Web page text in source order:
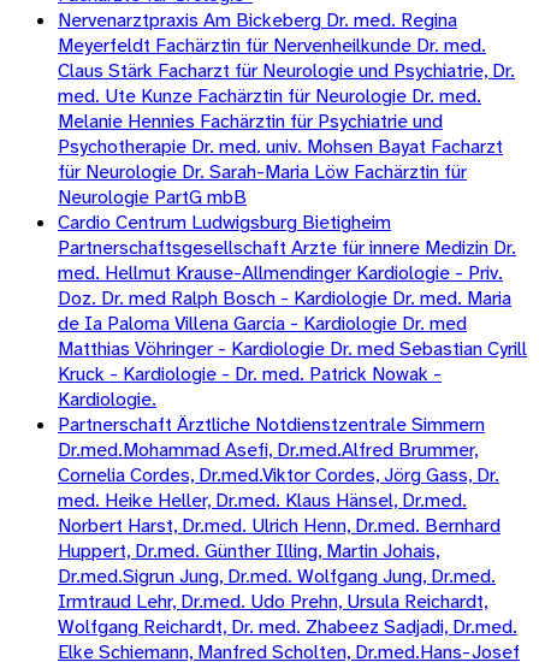
Nervenarztpraxis Am Bickeberg Dr. med. Regina
Meyerfeldt Fachärztin für Nervenheilkunde Dr. med.
Claus Stärk Facharzt für Neurologie und Psychiatrie, Dr.
med. Ute Kunze Fachärztin für Neurologie Dr. med.
Melanie Hennies Fachärztin für Psychiatrie und
Psychotherapie Dr. med. univ. Mohsen Bayat Facharzt
für Neurologie Dr. Sarah-Maria Löw Fachärztin für
Neurologie PartG mbB
Cardio Centrum Ludwigsburg Bietigheim
Partnerschaftsgesellschaft Arzte für innere Medizin Dr.
med. Hellmut Krause-Allmendinger Kardiologie - Priv.
Doz. Dr. med Ralph Bosch - Kardiologie Dr. med. Maria
de Ia Paloma Villena Garcia - Kardiologie Dr. med
Matthias Vöhringer - Kardiologie Dr. med Sebastian Cyrill
Kruck - Kardiologie - Dr. med. Patrick Nowak -
Kardiologie.
Partnerschaft Ärztliche Notdienstzentrale Simmern
Dr.med.Mohammad Asefi, Dr.med.Alfred Brummer,
Cornelia Cordes, Dr.med.Viktor Cordes, Jörg Gass, Dr.
med. Heike Heller, Dr.med. Klaus Hänsel, Dr.med.
Norbert Harst, Dr.med. Ulrich Henn, Dr.med. Bernhard
Huppert, Dr.med. Günther Illing, Martin Johais,
Dr.med.Sigrun Jung, Dr.med. Wolfgang Jung, Dr.med.
Irmtraud Lehr, Dr.med. Udo Prehn, Ursula Reichardt,
Wolfgang Reichardt, Dr. med. Zhabeez Sadjadi, Dr.med.
Elke Schiemann, Manfred Scholten, Dr.med.Hans-Josef